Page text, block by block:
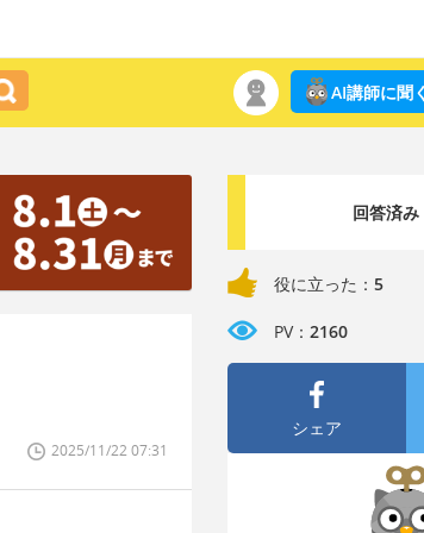
AI講師に聞く
2025/11/22 07:31
回答済み
役に立った： 5
PV： 2160
シェア